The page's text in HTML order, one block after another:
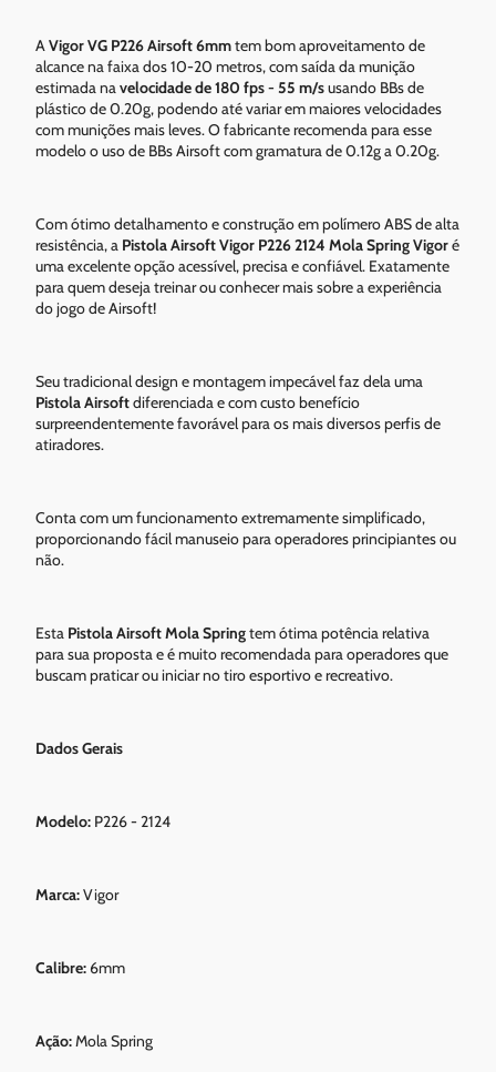
AVigor VG P226 Airsoft 6mmtem bom aproveitamento de
alcance na faixa dos 10-20 metros, com saída da munição
estimada navelocidade de 180 fps - 55 m/susando BBs de
plástico de 0.20g, podendo até variar em maiores velocidades
com munições mais leves. O fabricante recomenda para esse
modelo o uso de BBs Airsoft com gramatura de 0.12g a 0.20g.
Com ótimo detalhamento e construção em polímero ABS de alta
resistência, a Pistola Airsoft Vigor P226 2124 Mola Spring Vigoré
uma excelente opção acessível, precisa e confiável. Exatamente
para quem deseja treinar ou conhecer mais sobre a experiência
do jogo de Airsoft!
Seu tradicional design e montagem impecável faz dela uma
Pistola Airsoftdiferenciada e com custo benefício
surpreendentemente favorável para os mais diversos perfis de
atiradores.
Conta com um funcionamento extremamente simplificado,
proporcionando fácil manuseio para operadores principiantes ou
não.
Esta Pistola Airsoft Mola Springtem ótima potência relativa
para sua proposta e é muito recomendada para operadores que
buscam praticar ou iniciar no tiro esportivo e recreativo.
Dados Gerais
Modelo: P226 - 2124
Marca:Vigor
Calibre: 6mm
Ação:Mola Spring